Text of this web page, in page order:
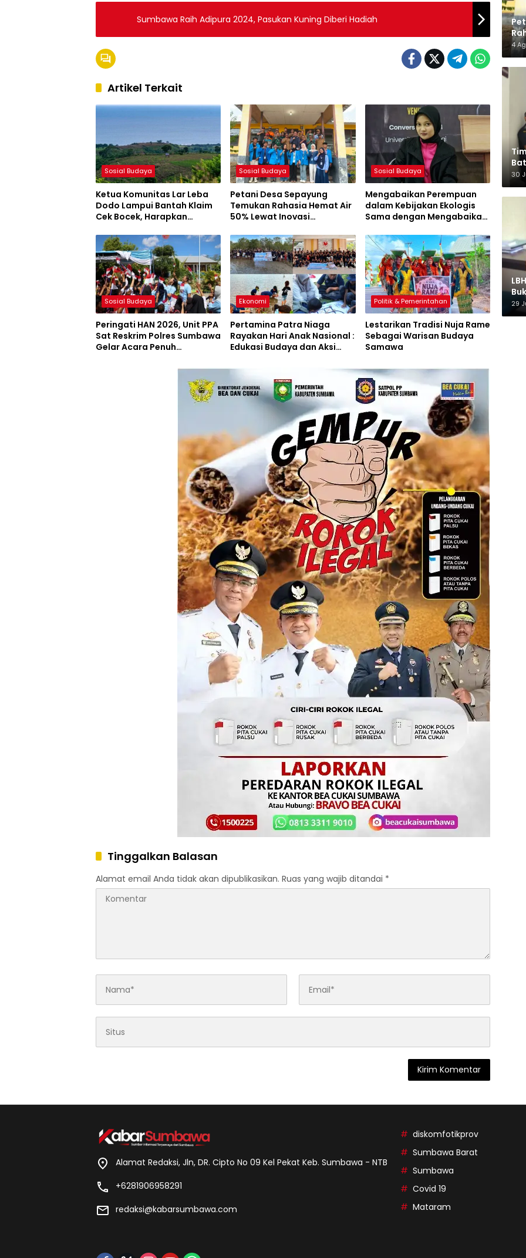
Sumbawa Raih Adipura 2024, Pasukan Kuning Diberi Hadiah
Artikel Terkait
Sosial Budaya
Ketua Komunitas Lar Leba
Dodo Lampui Bantah Klaim
Cek Bocek, Harapkan
Leluhur
Sosial Budaya
Petani Desa Sepayung
Temukan Rahasia Hemat Air
50% Lewat Inovasi
Sosial Budaya
Mengabaikan Perempuan
dalam Kebijakan Ekologis
Sama dengan Mengabaikan
Sosial Budaya
Peringati HAN 2026, Unit PPA
Sat Reskrim Polres Sumbawa
Gelar Acara Penuh
Ekonomi
Pertamina Patra Niaga
Rayakan Hari Anak Nasional :
Edukasi Budaya dan Aksi
Politik & Pemerintahan
Lestarikan Tradisi Nuja Rame
Sebagai Warisan Budaya
Samawa
Tinggalkan Balasan
Alamat email Anda tidak akan dipublikasikan. Ruas yang wajib ditandai *
4
30
29
Alamat Redaksi, Jln, DR. Cipto No 09 Kel Pekat Keb. Sumbawa - NTB
+6281906958291
redaksi@kabarsumbawa.com
diskomfotikprov
Sumbawa Barat
Sumbawa
Covid 19
Mataram